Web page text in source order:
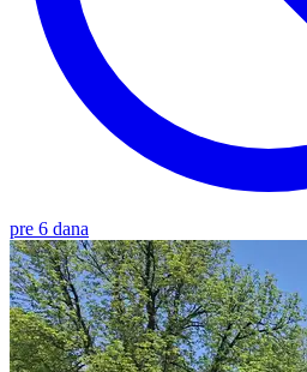
pre 6 dana